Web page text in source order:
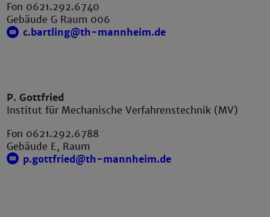
Fon 0621.292.6740
Gebäude G Raum 006
c.bartling@th-mannheim.de
P. Gottfried
Institut für Mechanische Verfahrenstechnik (MV)
Fon 0621.292.6788
Gebäude E, Raum
p.gottfried@th-mannheim.de